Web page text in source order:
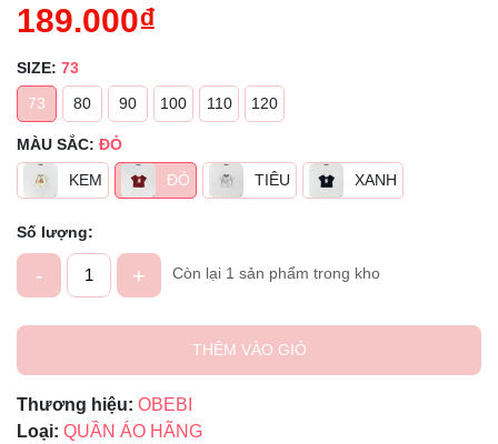
189.000₫
SIZE: 73
73
80 90 100 110 120
MÀU SẮC: ĐỎ
KEM
ĐỎ TIÊU XANH
Số lượng:
- + Còn lại 1 sản phẩm trong kho
THÊM VÀO GIỎ
Thương hiệu: OBEBI
Loại: QUẦN ÁO HÃNG